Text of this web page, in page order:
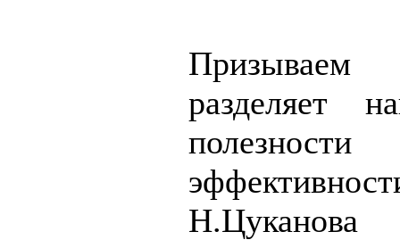
разделяет